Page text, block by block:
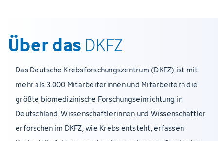
Über das DKFZ
Das Deutsche Krebsforschungszentrum (DKFZ) ist mit
mehr als 3.000 Mitarbeiterinnen und Mitarbeitern die
größte biomedizinische Forschungseinrichtung in
Deutschland. Wissenschaftlerinnen und Wissenschaftler
erforschen im DKFZ, wie Krebs entsteht, erfassen